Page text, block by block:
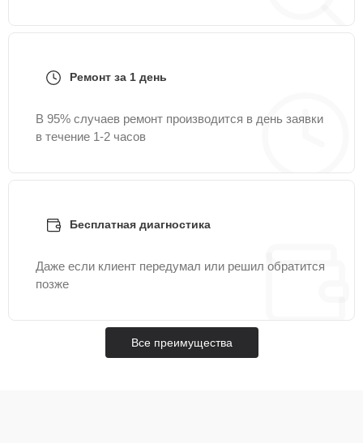
Ремонт за 1 день
В 95% случаев ремонт производится в день заявки
в течение 1-2 часов
Бесплатная диагностика
Даже если клиент передумал или решил обратится
позже
Все преимущества